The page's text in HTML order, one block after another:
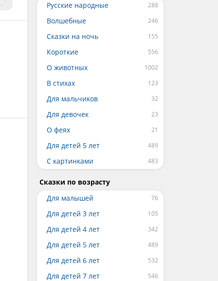
Русские народные
Волшебные
Сказки на ночь
Короткие
О животных
В стихах
Для мальчиков
Для девочек
О феях
Для детей 5 лет
С картинками
Сказки по возрасту
Для малышей
Для детей 3 лет
Для детей 4 лет
Для детей 5 лет
Для детей 6 лет
Для детей 7 лет